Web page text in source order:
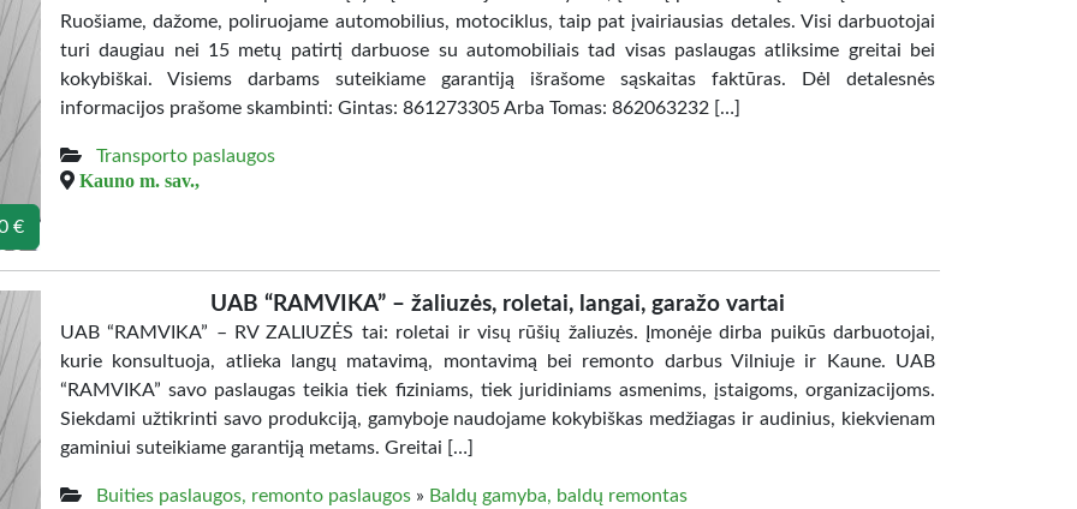
€
Ruošiame, dažome, poliruojame automobilius, motociklus, taip pat įvairiausias detales. Visi darbuotojai
turi daugiau nei 15 metų patirtį darbuose su automobiliais tad visas paslaugas atliksime greitai bei
kokybiškai. Visiems darbams suteikiame garantiją išrašome sąskaitas faktūras. Dėl detalesnės
informacijos prašome skambinti: Gintas: 861273305 Arba Tomas: 862063232 […]
Transporto paslaugos
Kauno m. sav.,
UAB “RAMVIKA” – žaliuzės, roletai, langai, garažo vartai
UAB “RAMVIKA” – RV ZALIUZĖS tai: roletai ir visų rūšių žaliuzės. Įmonėje dirba puikūs darbuotojai,
kurie konsultuoja, atlieka langų matavimą, montavimą bei remonto darbus Vilniuje ir Kaune. UAB
“RAMVIKA” savo paslaugas teikia tiek fiziniams, tiek juridiniams asmenims, įstaigoms, organizacijoms.
Siekdami užtikrinti savo produkciją, gamyboje naudojame kokybiškas medžiagas ir audinius, kiekvienam
gaminiui suteikiame garantiją metams. Greitai […]
Buities paslaugos, remonto paslaugos » Baldų gamyba, baldų remontas